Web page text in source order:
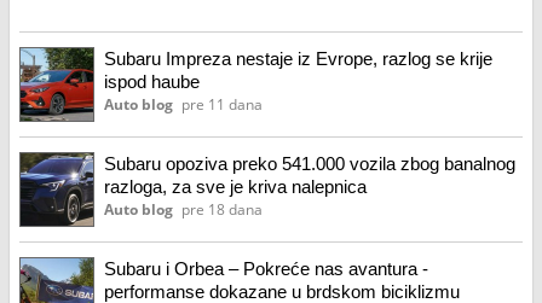
Subaru Impreza nestaje iz Evrope, razlog se krije
ispod haube
Auto blog pre 11 dana
Subaru opoziva preko 541.000 vozila zbog banalnog
razloga, za sve je kriva nalepnica
Auto blog pre 18 dana
Subaru i Orbea – Pokreće nas avantura -
performanse dokazane u brdskom biciklizmu